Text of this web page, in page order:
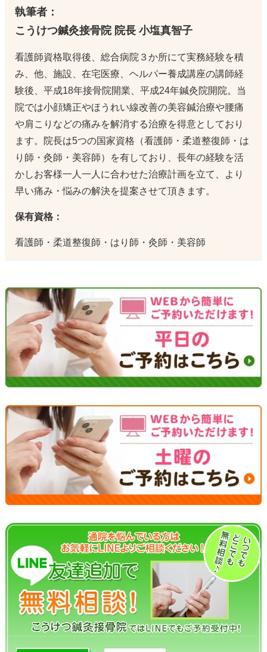
執筆者：
こうけつ鍼灸接骨院 院長 小塩真智子
看護師資格取得後、総合病院３か所にて実務経験を積
み、他、施設、在宅医療、ヘルパー養成講座の講師経
験後、平成18年接骨院開業、平成24年鍼灸院開院。当
院では小顔矯正やほうれい線改善の美容鍼治療や腰痛
や肩こりなどの痛みを解消する治療を得意としており
ます。院長は5つの国家資格（看護師・柔道整復師・は
り師・灸師・美容師）を有しており、長年の経験を活
かしお客様一人一人に合わせた治療計画を立て、より
早い痛み・悩みの解決を提案させて頂きます。
保有資格：
看護師・柔道整復師・はり師・灸師・美容師